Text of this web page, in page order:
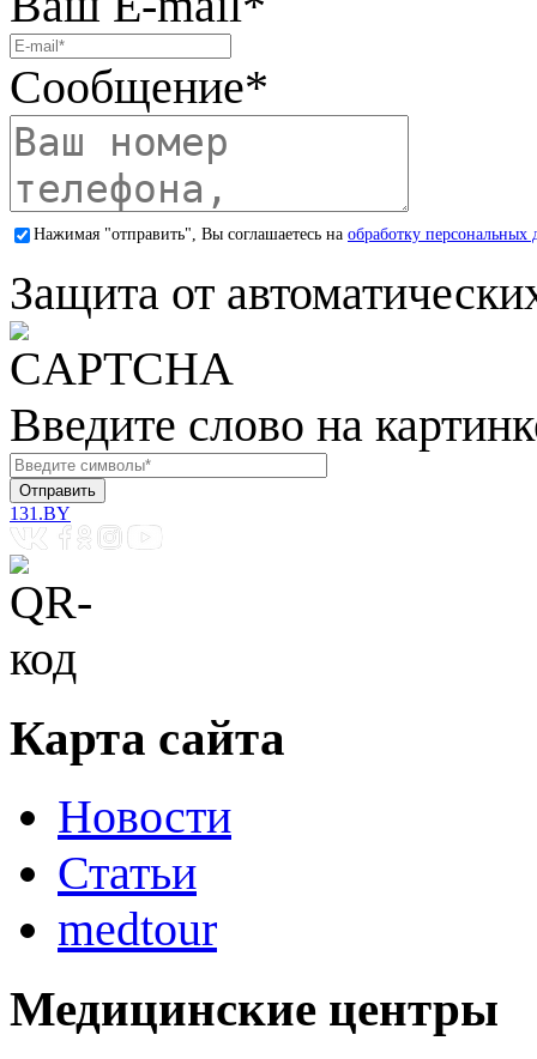
Сообщение*
Нажимая "отправить", Вы соглашаетесь на обработку персональных
Защита от
Введите слово на
131.BY
Карта сайта
Новости
Статьи
medtour
Медицинские центры